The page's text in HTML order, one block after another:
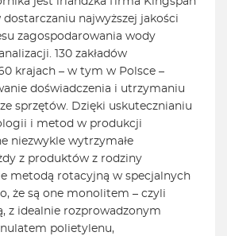
najwyższej jakości
zagospodarowania wody
130 zakładów
krajach – w tym w Polsce –
doświadczenia i utrzymaniu
sprzętów. Dzięki uskutecznianiu
i metod w produkcji
niezwykle wytrzymałe
z produktów z rodziny
metodą rotacyjną w specjalnych
że są one monolitem – czyli
z idealnie rozprowadzonym
polietylenu,